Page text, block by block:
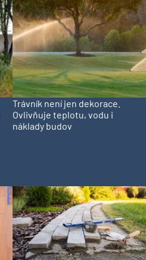
Trávník není jen dekorace.
Ovlivňuje teplotu, vodu i
náklady budov